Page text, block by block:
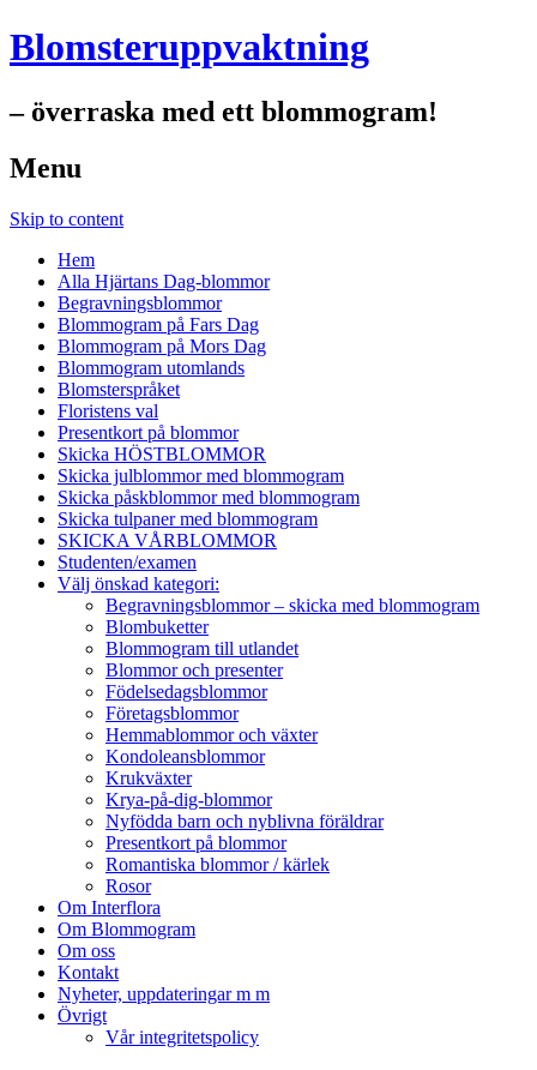
Blomsteruppvaktning
– överraska med ett blommogram!
Menu
Skip to content
Hem
Alla Hjärtans Dag-blommor
Begravningsblommor
Blommogram på Fars Dag
Blommogram på Mors Dag
Blommogram utomlands
Blomsterspråket
Floristens val
Presentkort på blommor
Skicka HÖSTBLOMMOR
Skicka julblommor med blommogram
Skicka påskblommor med blommogram
Skicka tulpaner med blommogram
SKICKA VÅRBLOMMOR
Studenten/examen
Välj önskad kategori:
Begravningsblommor – skicka med blommogram
Blombuketter
Blommogram till utlandet
Blommor och presenter
Födelsedagsblommor
Företagsblommor
Hemmablommor och växter
Kondoleansblommor
Krukväxter
Krya-på-dig-blommor
Nyfödda barn och nyblivna föräldrar
Presentkort på blommor
Romantiska blommor / kärlek
Rosor
Om Interflora
Om Blommogram
Om oss
Kontakt
Nyheter, uppdateringar m m
Övrigt
Vår integritetspolicy